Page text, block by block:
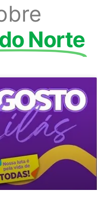
Norte